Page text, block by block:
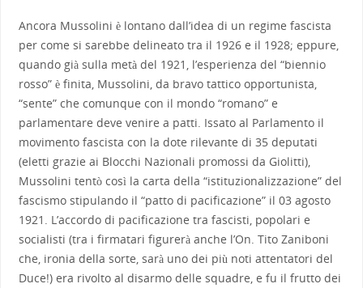
Ancora Mussolini è lontano dall’idea di un regime fascista
per come si sarebbe delineato tra il 1926 e il 1928; eppure,
quando già sulla metà del 1921, l’esperienza del “biennio
rosso” è finita, Mussolini, da bravo tattico opportunista,
“sente” che comunque con il mondo “romano” e
parlamentare deve venire a patti. Issato al Parlamento il
movimento fascista con la dote rilevante di 35 deputati
(eletti grazie ai Blocchi Nazionali promossi da Giolitti),
Mussolini tentò così la carta della “istituzionalizzazione” del
fascismo stipulando il “patto di pacificazione” il 03 agosto
1921. L’accordo di pacificazione tra fascisti, popolari e
socialisti (tra i firmatari figurerà anche l’On. Tito Zaniboni
che, ironia della sorte, sarà uno dei più noti attentatori del
Duce!) era rivolto al disarmo delle squadre, e fu il frutto dei